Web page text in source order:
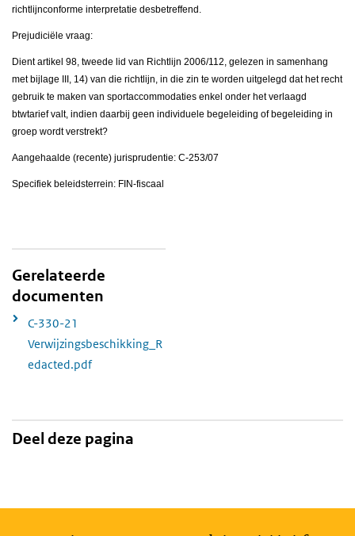
richtlijnconforme interpretatie desbetreffend.
Prejudiciële vraag:
Dient artikel 98, tweede lid van Richtlijn 2006/112, gelezen in samenhang
met bijlage III, 14) van die richtlijn, in die zin te worden uitgelegd dat het recht
gebruik te maken van sportaccommodaties enkel onder het verlaagd
btwtarief valt, indien daarbij geen individuele begeleiding of begeleiding in
groep wordt verstrekt?
Aangehaalde (recente) jurisprudentie: C-253/07
Specifiek beleidsterrein: FIN-fiscaal
Gerelateerde
documenten
C-330-21
Verwijzingsbeschikking_R
edacted.pdf
Deel deze pagina